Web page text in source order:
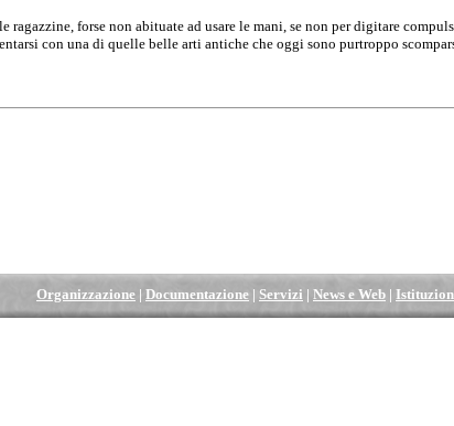
forse non abituate ad usare le mani, se non per digitare
con una di quelle belle arti antiche che oggi sono purtroppo
Organizzazione Documentazione Servizi News e Web